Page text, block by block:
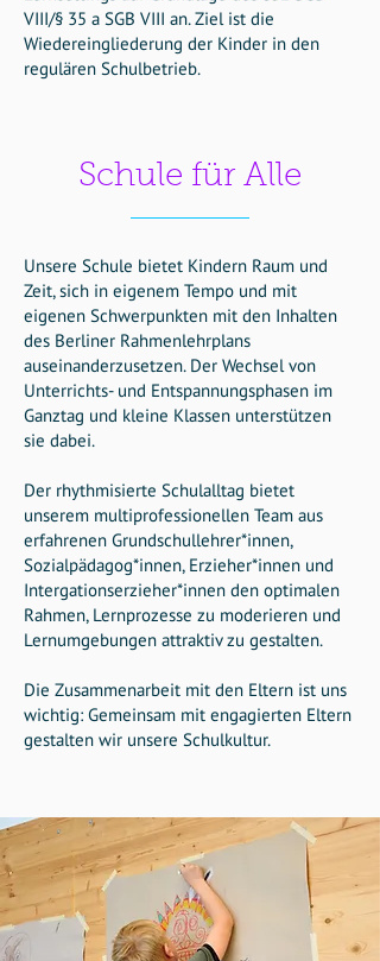
VIII/§ 35 a SGB VIII an. Ziel ist die
Wiedereingliederung der Kinder in den
regulären Schulbetrieb.
Schule für Alle
Unsere Schule bietet Kindern Raum und
Zeit, sich in eigenem Tempo und mit
eigenen Schwerpunkten mit den Inhalten
des Berliner Rahmenlehrplans
auseinanderzusetzen. Der Wechsel von
Unterrichts- und Entspannungsphasen im
Ganztag und kleine Klassen unterstützen
sie dabei.
Der rhythmisierte Schulalltag bietet
unserem multiprofessionellen Team aus
erfahrenen Grundschullehrer*innen,
Sozialpädagog*innen, Erzieher*innen und
Intergationserzieher*innen den optimalen
Rahmen, Lernprozesse zu moderieren und
Lernumgebungen attraktiv zu gestalten.
Die Zusammenarbeit mit den Eltern ist uns
wichtig: Gemeinsam mit engagierten Eltern
gestalten wir unsere Schulkultur.